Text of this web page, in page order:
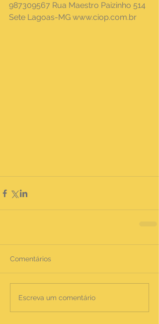
987309567 Rua Maestro Paizinho 514
Sete Lagoas-MG www.ciop.com.br
Comentários
Escreva um comentário